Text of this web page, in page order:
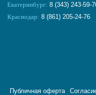
Екатеринбург: 8 (343) 243-59-
Краснодар: 8 (861) 205-24-76
Публичная оферта